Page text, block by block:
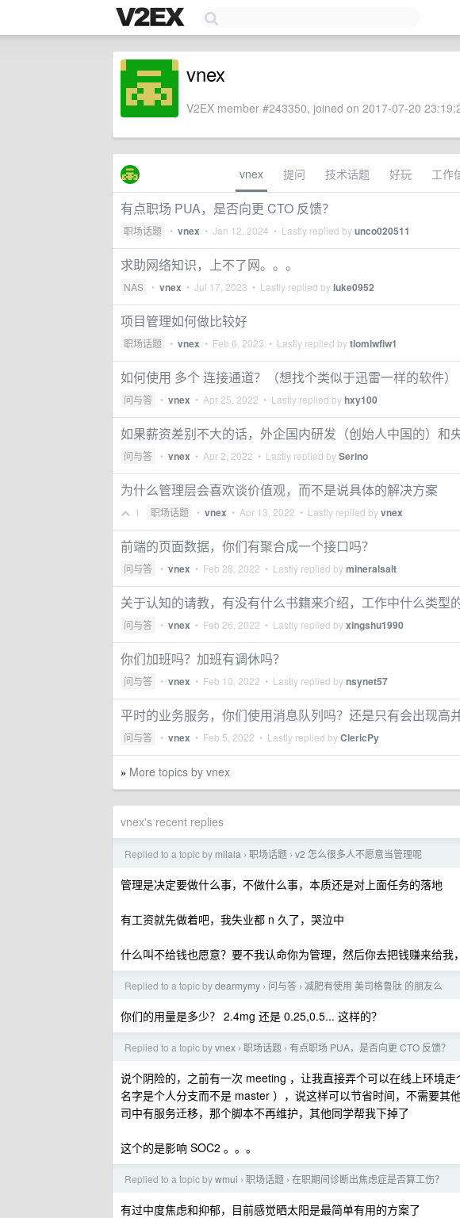
vnex
V2EX member #243350, joined on 2017-07-20
vnex 提问 技术话题 好玩 工作
有点职场 PUA，是否向更 CTO 反馈？
职场话题 • vnex • Jan 12, 2024 • Lastly replied byunco020511
求助网络知识，上不了网。。。
NAS • vnex • Jul 17, 2023 • Lastly replied byluke0952
项目管理如何做比较好
职场话题 • vnex • Feb 6, 2023 • Lastly replied bytlomlwfiw1
如何使用 多个 连接通道？（想找个类似于迅雷一样的软件）
问与答 • vnex • Apr 25, 2022 • Lastly replied byhxy100
如果薪资差别不大的话，外企国内研发（创始人中国的）和
问与答 • vnex • Apr 2, 2022 • Lastly replied bySerino
为什么管理层会喜欢谈价值观，而不是说具体的解决方案
1 职场话题 • vnex • Apr 13, 2022 • Lastly replied byvnex
前端的页面数据，你们有聚合成一个接口吗？
问与答 • vnex • Feb 28, 2022 • Lastly replied bymineralsalt
关于认知的请教，有没有什么书籍来介绍，工作中什么类型
问与答 • vnex • Feb 26, 2022 • Lastly replied byxingshu1990
你们加班吗？加班有调休吗？
问与答 • vnex • Feb 10, 2022 • Lastly replied bynsynet57
平时的业务服务，你们使用消息队列吗？还是只有会出现高
问与答 • vnex • Feb 5, 2022 • Lastly replied byClericPy
» More topics by vnex
vnex's recent replies
Replied to a topic by milala › 职场话题 › v2 怎么很多人不愿意当管理呢
管理是决定要做什么事，不做什么事，本质还是对上面任务的落地
有工资就先做着吧，我失业都 n 久了，哭泣中
什么叫不给钱也愿意？要不我认命你为管理，然后你去把钱赚来给
Replied to a topic bydearmymy › 问与答 › 减肥有使用 美司格鲁肽 的朋友么
你们的用量是多少？ 2.4mg 还是 0.25,0.5... 这样的？
Replied to a topic byvnex › 职场话题 › 有点职场 PUA，是否向更 CTO 反馈？
说个阴险的，之前有一次 meeting ，让我直接弄个可以在线上环境
名字是个人分支而不是 master ），说这样可以节省时间，不需要其
司中有服务迁移，那个脚本不再维护，其他同学帮我下掉了
这个的是影响 SOC2 。。。
Replied to a topic bywmui › 职场话题 › 在职期间诊断出焦虑症是否算工伤？
有过中度焦虑和抑郁，目前感觉晒太阳是最简单有用的方案了